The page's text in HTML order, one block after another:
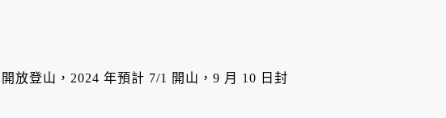
放登山，2024 年預計 7/1 開山，9 月 10 日封